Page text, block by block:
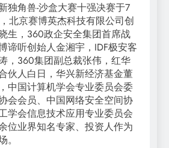
角兽-沙盒大赛十强决赛于7
北京赛博英杰科技有限公司创
生，360政企安全集团首席战
谛听创始人金湘宇，IDF极安客
，360集团副总裁张伟，红华
伙人白日，华兴新经济基金董
中国计算机学会专业委员会委
会会员、中国网络安全空间协
学会信息技术应用专业委员会
位业界知名专家、投资人作为